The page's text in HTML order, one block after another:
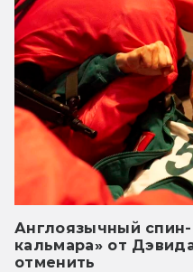
Англоязычный
кальмара» от
отменить